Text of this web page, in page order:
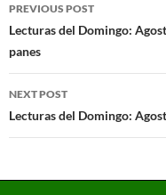
PREVIOUS POST
Lecturas del Domingo:
panes
NEXT POST
Lecturas del Domingo: